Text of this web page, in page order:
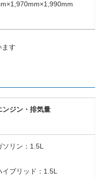
す
ンジン・排気量
ソリン：1.5L
イブリッド：1.5L